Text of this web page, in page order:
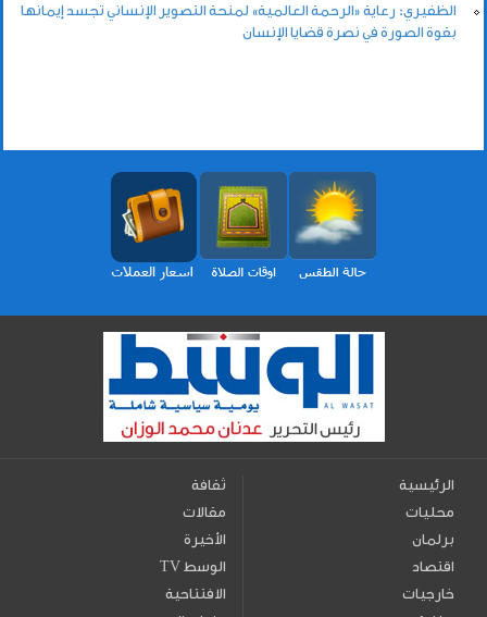
الظفيري: رعاية «الرحمة العالمية» لمنحة التصوير الإنساني تجسد إيمانها
بقوة الصورة في نصرة قضايا الإنسان
الرئيسية
محليات
برلمان
اقتصاد
خارجيات
ثقافة
مقالات
الأخيرة
TV الوسط
الافتتاحية